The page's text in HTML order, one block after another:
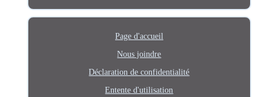
Page d'accueil
Nous joindre
Déclaration de confidentialité
Entente d'utilisation